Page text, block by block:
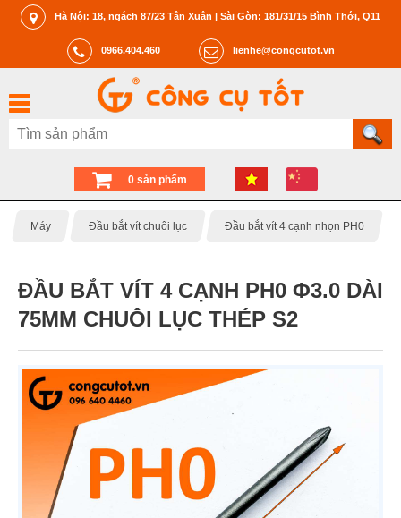
Hà Nội: 18, ngách 87/23 Tân Xuân | Sài Gòn: 181/31/15 Bình Thới, Q11
0966.404.460 lienhe@congcutot.vn
0 sản phẩm
Máy Đầu bắt vít chuôi lục Đầu bắt vít 4 cạnh nhọn PH0
ĐẦU BẮT VÍT 4 CẠNH PH0 Φ3.0 DÀI
75MM CHUÔI LỤC THÉP S2